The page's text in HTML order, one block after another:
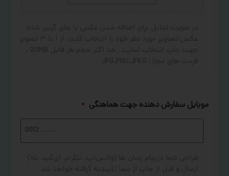
موبایل سفارش دهنده جهت هماهنگی *